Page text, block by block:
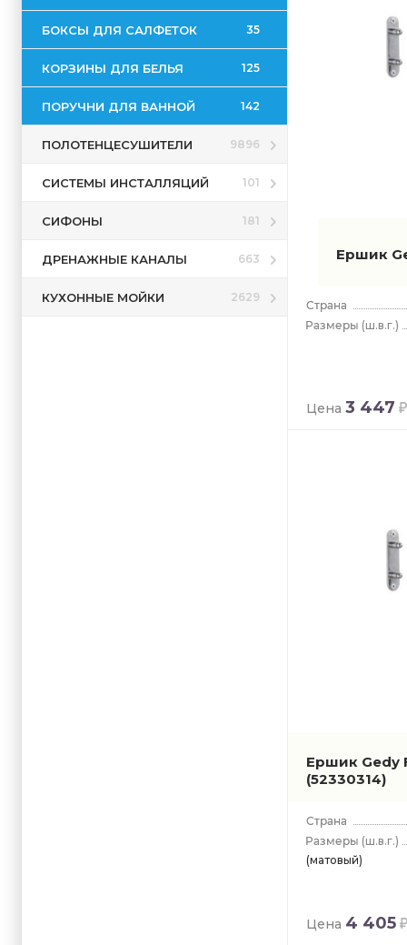
БОКСЫ ДЛЯ САЛФЕТОК 35
КОРЗИНЫ ДЛЯ БЕЛЬЯ 125
ПОРУЧНИ ДЛЯ ВАННОЙ 142
ПОЛОТЕНЦЕСУШИТЕЛИ 9896
СИСТЕМЫ ИНСТАЛЛЯЦИЙ 101
СИФОНЫ 181
ДРЕНАЖНЫЕ КАНАЛЫ 663
КУХОННЫЕ МОЙКИ 2629
Glamour
Maui
Nemesia
New Mizar
Pirenei
Ершик
(ш.в.г.)
Цена 3 447
Ершик Gedy
(52330314)
(ш.в.г.)
(матовый)
Цена 4 405